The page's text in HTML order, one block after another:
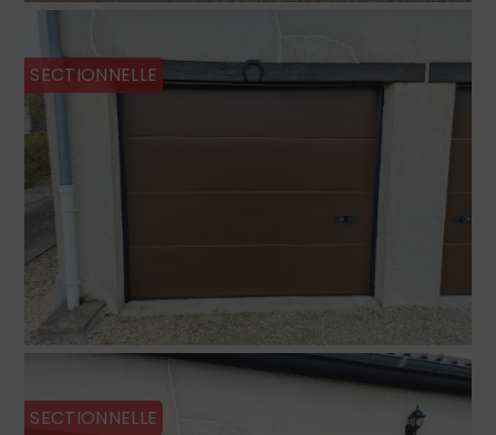
SECTIONNELLE
SECTIONNELLE